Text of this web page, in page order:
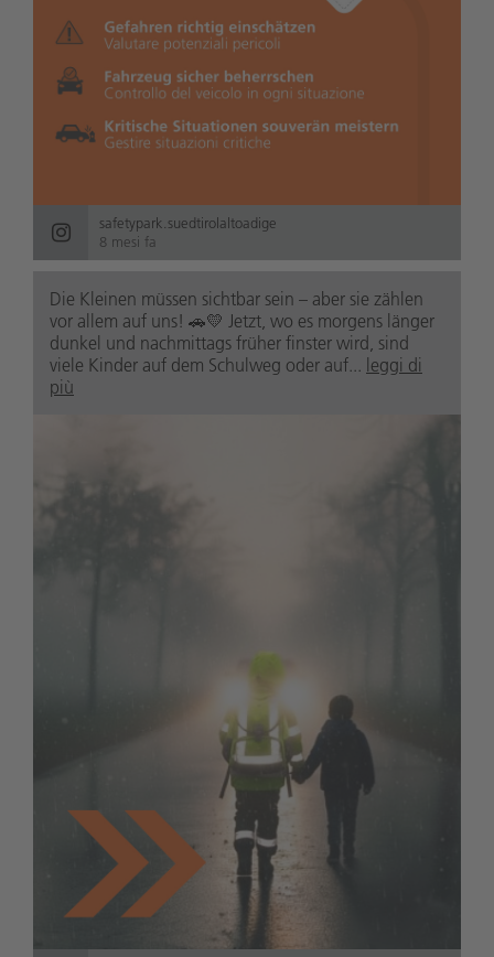
safetypark.suedtirolaltoadige
8 mesi fa
Die Kleinen müssen sichtbar sein – aber sie zählen
vor allem auf uns! 🚗💛 Jetzt, wo es morgens länger
dunkel und nachmittags früher finster wird, sind
viele Kinder auf dem Schulweg oder auf... leggi di
più